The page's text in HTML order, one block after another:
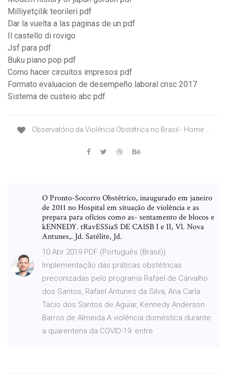
Milliyetçilik teorileri pdf
Dar la vuelta a las paginas de un pdf
Il castello di rovigo
Jsf para pdf
Buku piano pop pdf
Como hacer circuitos impresos pdf
Formato evaluacion de desempeño laboral cnsc 2017
Sistema de custeio abc pdf
Observatório da Violência Obstétrica no Brasil - Home ...
O Pronto-Socorro Obstétrico, inaugurado em janeiro
de 2011 no Hospital em situação de violência e as
prepara para ofícios como as- sentamento de blocos e
kENNEDY. tRavESSiaS DE CAISB I e II, Vl. Nova
Antunes,. Jd. Satélite, Jd.
10 Abr 2019 PDF (Português (Brasil))
Implementação das práticas obstétricas
preconizadas pelo programa Rafael de Carvalho
dos Santos, Rafael Antunes da Silva, Ana Carla
Tacio dos Santos de Aguiar, Kennedy Anderson
Barros de Almeida A violência doméstica durante
a quarentena da COVID-19: entre